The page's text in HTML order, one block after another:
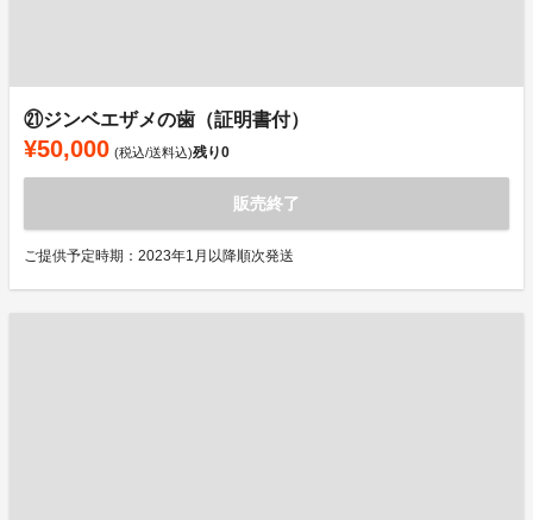
㉑ジンベエザメの歯（証明書付）
¥50,000 (税込/送料込)残り0
販売終了
ご提供予定時期：2023年1月以降順次発送